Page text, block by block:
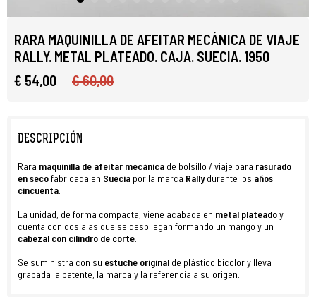
RARA MAQUINILLA DE AFEITAR MECÁNICA DE VIAJE
RALLY. METAL PLATEADO. CAJA. SUECIA. 1950
€ 54,00
€ 60,00
DESCRIPCIÓN
Rara maquinilla de afeitar mecánica de bolsillo / viaje para rasurado
en secofabricada en Suecia por la marca Rallydurante los años
cincuenta.
La unidad, de forma compacta, viene acabada en metal plateadoy
cuenta con dos alas que se despliegan formando un mango y un
cabezal con cilindro de corte.
Se suministra con su estuche original de plástico bicolor y lleva
grabada la patente, la marca y la referencia a su origen.